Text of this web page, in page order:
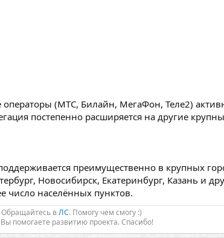
(МТС, Билайн, МегаФон, Теле2)
постепенно расширяется на другие
преимущественно в крупных
Новосибирск, Екатеринбург, Казань и
число населённых пунктов.
вЛС. Помогу чем смогу :)
Вы помогаете развитию проекта. Спасибо!